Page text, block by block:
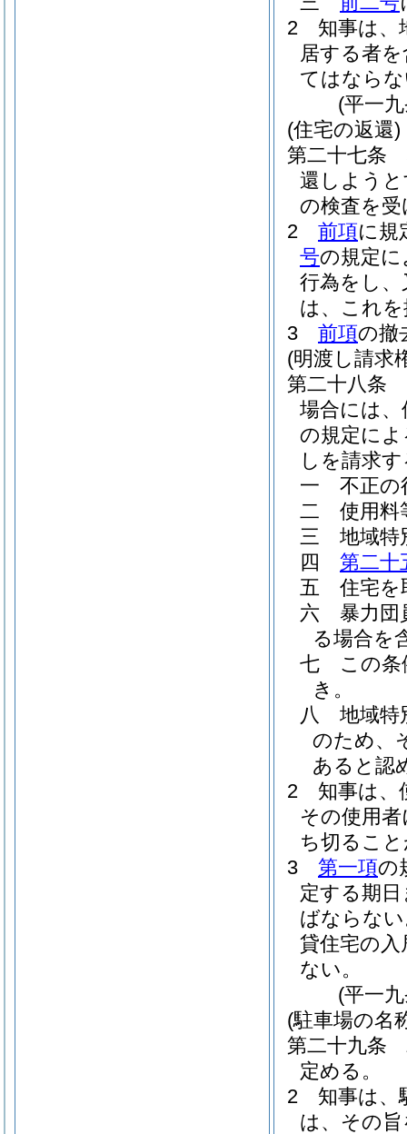
2
知事は、
居する者
てはなら
(平一
(住宅の返還)
第二十七条
還しよう
の検査を
2
前項に規
号の規定
行為をし
は、これ
3
前項の撤
(明渡し請求
第二十八条
場合には
の規定に
しを請求
一
不正の
二
使用料
三
地域特
四
第二十
五
住宅を
六
暴力団
る場合を
七
この
き。
八
地域特
のため、
あると認
2
知事は、
その使用
ち切るこ
3
第一項の
定する期
ばならな
貸住宅の
ない。
(平一
(駐車場の名
第二十九条
定める。
2
知事は、
は、その